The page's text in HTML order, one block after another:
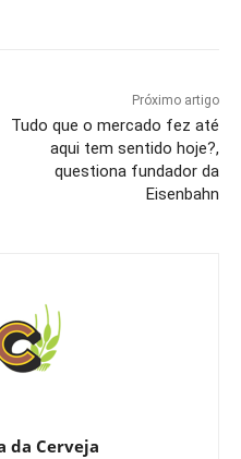
Próximo artigo
Tudo que o mercado fez até
aqui tem sentido hoje?,
questiona fundador da
Eisenbahn
da Cerveja